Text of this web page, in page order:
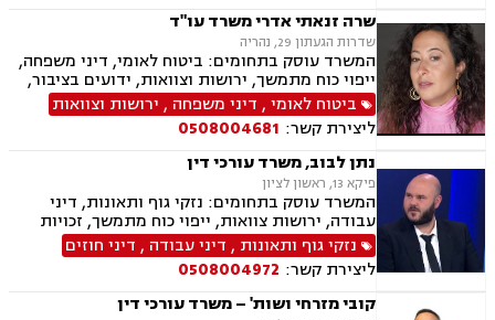
שרה זנאתי אדרי משרד עו"ד
שדרות הגעתון 29, נהריה
המשרד עוסק בתחומים: ביטוח לאומי, דיני משפחה,
ייפוי כוח מתמשך, ירושות וצוואות, ידועים בציבור,
הסכמי ממון, גישור במשפחה, מזונות, אפוטרופסות,
משמורת, מקרקעין ונדל"ן, עסקאות מכר דירה, נזקי
גוף ותאונות, תאונות דרכים, תאונות ספורט, תאונות
תלמידים,
ביטוח לאומי, דיני משפחה , ירושות וצוואות
ליצירת קשר: 0508004681
נתן לבוב, משרד עורכי דין
פיקא 13, ראשון לציון
המשרד עוסק בתחומים: נזקי גוף ותאונות, דיני
עבודה, ירושות צוואות, ייפוי כוח מתמשך, זכויות
נשים בהריון ,לשון הרע
נזקי גוף ותאונות , דיני עבודה , דיני חוזים
ליצירת קשר: 0508004972
קובי מזרחי ושות' – משרד עורכי דין